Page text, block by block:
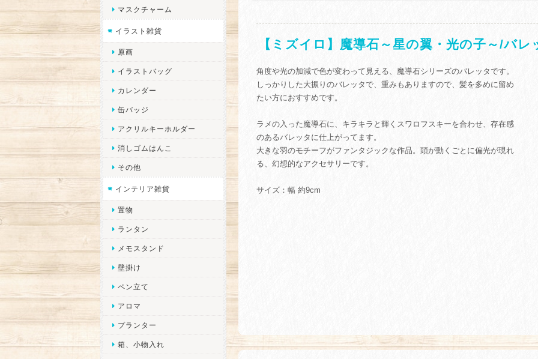
【ミズイロ】魔導石～星の翼・光の子～/バレ
角度や光の加減で色が変わって見える、魔導石シリーズのバレッタです。
しっかりした大振りのバレッタで、重みもありますので、髪を多めに留め
たい方におすすめです。
ラメの入った魔導石に、キラキラと輝くスワロフスキーを合わせ、存在感
のあるバレッタに仕上がってます。
大きな羽のモチーフがファンタジックな作品。頭が動くごとに偏光が現れ
る、幻想的なアクセサリーです。
サイズ：幅 約9cm
マスクチャーム
イラスト雑貨
原画
イラストバッグ
カレンダー
缶バッジ
アクリルキーホルダー
消しゴムはんこ
その他
インテリア雑貨
置物
ランタン
メモスタンド
壁掛け
ペン立て
アロマ
プランター
箱、小物入れ